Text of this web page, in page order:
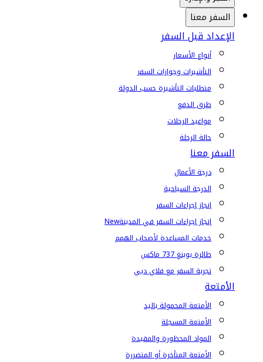
السفر معنا
الإعداد قبل السفر
أنواع الأسعار
التأشيرات وجوازات السفر
متطلبات التأشيرة حسب الدولة
طرق الدفع
مواعيد الرحلات
حالة الرحلة
السفر معنا
درجة الأعمال
الدرجة السياحية
إنجاز إجراءات السفر
إنجاز إجراءات السفر في المدينةNew
خدمات المساعدة لأصحاب الهمم
طائرة بوينغ 737 ماكس
تجربة السفر مع فلاي دبي
الأمتعة
الأمتعة المحمولة باليد
الأمتعة المسجلة
المواد المحظورة والمقيدة
الأمتعة المتأخرة أو المتضررة